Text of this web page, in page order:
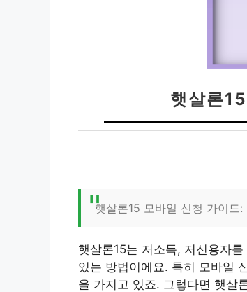
햇살론
햇살론15 모바일 신청 가이드
햇살론15는 저소득, 저신용자
있는 방법이에요. 특히 모바일
을 가지고 있죠. 그렇다면 햇살